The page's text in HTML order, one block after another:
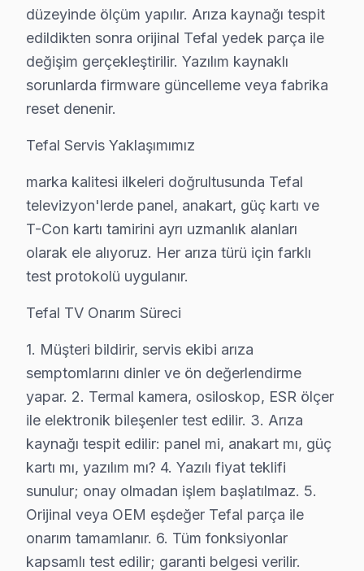
Esenkent Mahallesi, büyüyen nüfusu ile dikkat
Fatih'te Tefal TV Servisi
Fatih Mahallesi, tarihî dokusuyla dikkat çeken bir
Gökevler Mahallesi, gün geçtikçe gelişen bir semt
Güzelyurt'ta Tefal TV Servisi
Güzelyurt Mahallesi, sakin ve huzurlu bir yaşam
Hürriyet'te Tefal TV Servisi
Hürriyet Mahallesi, dinamik yapısıyla dikkat
İncirtepe'de Tefal TV Servisi
İncirtepe Mahallesi, modern yaşamın getirileriyle
İnönü'de Tefal TV Servisi
İnönü Mahallesi, geçmişiyle geleceği birleştiren bir
İstiklal'de Tefal TV Servisi
İstiklal Mahallesi, çeşitli hizmetlerin kolayca
Koza'da Tefal TV Servisi
Koza Mahallesi, elektronik ürünlerin tamiri konusunda
düzeyinde ölçüm yapılır. Arıza kaynağı tespit
edildikten sonra orijinal Tefal yedek parça ile
değişim gerçekleştirilir. Yazılım kaynaklı
sorunlarda firmware güncelleme veya fabrika
reset denenir.
Tefal Servis Yaklaşımımız
marka kalitesi ilkeleri doğrultusunda Tefal
televizyon'lerde panel, anakart, güç kartı ve
T-Con kartı tamirini ayrı uzmanlık alanları
olarak ele alıyoruz. Her arıza türü için farklı
test protokolü uygulanır.
Tefal TV Onarım Süreci
1. Müşteri bildirir, servis ekibi arıza
semptomlarını dinler ve ön değerlendirme
yapar. 2. Termal kamera, osiloskop, ESR ölçer
ile elektronik bileşenler test edilir. 3. Arıza
kaynağı tespit edilir: panel mi, anakart mı, güç
kartı mı, yazılım mı? 4. Yazılı fiyat teklifi
sunulur; onay olmadan işlem başlatılmaz. 5.
Orijinal veya OEM eşdeğer Tefal parça ile
onarım tamamlanır. 6. Tüm fonksiyonlar
kapsamlı test edilir; garanti belgesi verilir.